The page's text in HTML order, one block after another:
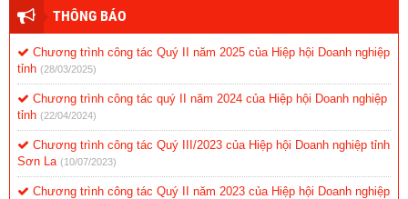
THÔNG BÁO
Chương trình công tác Quý II năm 2025 của Hiệp hội Doanh nghiệp
tỉnh (28/03/2025)
Chương trình công tác quý II năm 2024 của Hiệp hội Doanh nghiệp
tỉnh (22/04/2024)
Chương trình công tác Quý III/2023 của Hiệp hội Doanh nghiệp tỉnh
Sơn La (10/07/2023)
Chương trình công tác Quý II năm 2023 của Hiệp hội Doanh nghiệp